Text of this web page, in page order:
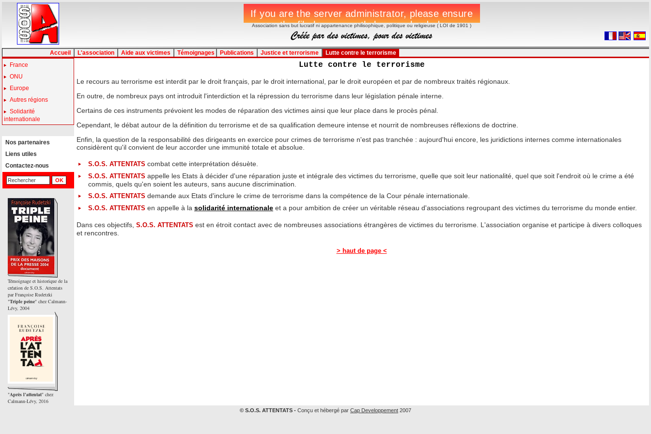
Association sans but lucratif ni appartenance philisophique, politique ou religieuse ( LOI de 1901 )
Accueil L'association Aide aux victimes Témoignages Publications Justice et terrorisme
Lutte contre le terrorisme
France
ONU
Europe
Autres régions
Solidarité
internationale
Nos partenaires
Liens utiles
Contactez-nous
Témoignage et historique de la
création de S.O.S. Attentats
par Françoise Rudetzki
"Triple peine" chez Calmann-
Lévy, 2004
"Après l'attentat" chez
Calmann-Lévy, 2016
Lutte contre le terrorisme
Le recours au terrorisme est interdit par le droit français, par le droit international, par le droit européen et par de nombreux traités régionaux.
En outre, de nombreux pays ont introduit l'interdiction et la répression du terrorisme dans leur législation pénale interne.
Certains de ces instruments prévoient les modes de réparation des victimes ainsi que leur place dans le procès pénal.
Cependant, le débat autour de la définition du terrorisme et de sa qualification demeure intense et nourrit de nombreuses réflexions de doctrine.
Enfin, la question de la responsabilité des dirigeants en exercice pour crimes de terrorisme n'est pas tranchée : aujourd'hui encore, les juridictions internes comme internationales
considèrent qu'il convient de leur accorder une immunité totale et absolue.
S.O.S. ATTENTATS combat cette interprétation désuète.
S.O.S. ATTENTATS appelle les Etats à décider d'une réparation juste et intégrale des victimes du terrorisme, quelle que soit leur nationalité, quel que soit l'endroit où le crime a été
commis, quels qu'en soient les auteurs, sans aucune discrimination.
S.O.S. ATTENTATS demande aux Etats d'inclure le crime de terrorisme dans la compétence de la Cour pénale internationale.
S.O.S. ATTENTATS en appelle à la solidarité internationale et a pour ambition de créer un véritable réseau d'associations regroupant des victimes du terrorisme du monde entier.
Dans ces objectifs, S.O.S. ATTENTATS est en étroit contact avec de nombreuses associations étrangères de victimes du terrorisme. L'association organise et participe à divers colloques
et rencontres.
> haut de page <
© S.O.S. ATTENTATS - Conçu et hébergé par Cap Developpement 2007